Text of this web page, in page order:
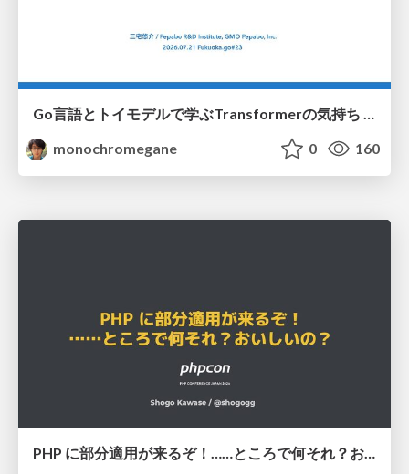
monochromegane
0 160
PHP に部分適用が来るぞ！……ところで何それ？おいしいの？ #phpcon / phpcon-2026